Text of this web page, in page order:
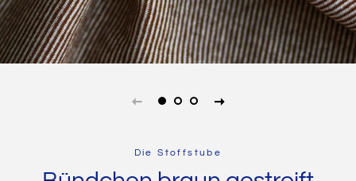
Die Stoffstube